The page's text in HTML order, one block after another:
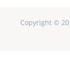
Copyright ©